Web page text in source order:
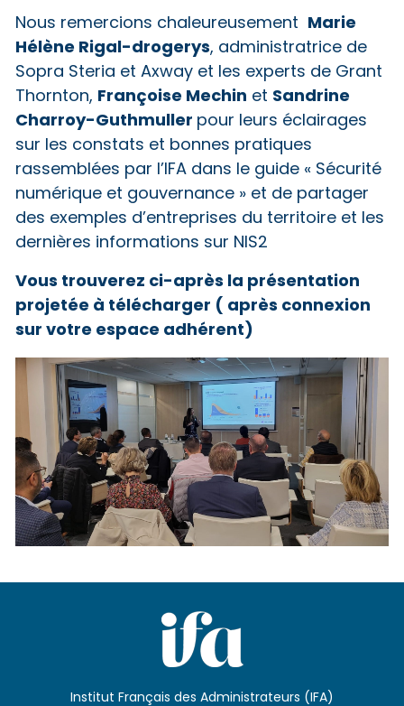
Nous remercions chaleureusement Marie
Hélène Rigal-drogerys, administratrice de
Sopra Steria et Axway et les experts de Grant
Thornton, Françoise Mechin et Sandrine
Charroy-Guthmuller pour leurs éclairages
sur les constats et bonnes pratiques
rassemblées par l’IFA dans le guide « Sécurité
numérique et gouvernance » et de partager
des exemples d’entreprises du territoire et les
dernières informations sur NIS2
Vous trouverez ci-après la présentation
projetée à télécharger ( après connexion
sur votre espace adhérent)
Institut Français des Administrateurs (IFA)